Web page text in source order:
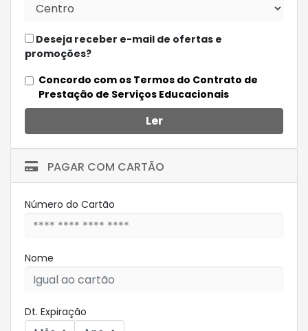
Deseja receber e-mail de ofertas e
promoções?
Concordo com os Termos do Contrato de
Prestação de Serviços Educacionais
Ler
PAGAR COM CARTÃO
Número do Cartão
Nome
Dt. Expiração